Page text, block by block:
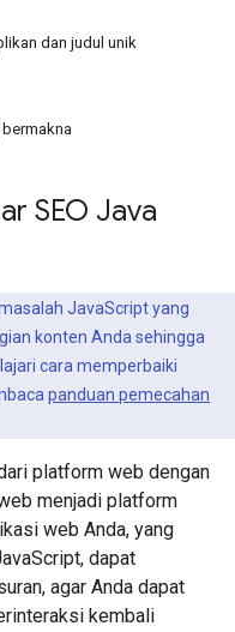
dan judul unik
SEO Java
JavaScript yang
konten Anda sehingga
cara memperbaiki
panduan pemecahan
platform web dengan
menjadi platform
web Anda, yang
dapat
agar Anda dapat
kembali